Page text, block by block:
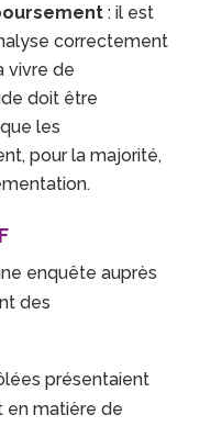
: il est
correctement
vivre de
doit être
les
pour la majorité,
enquête auprès
des
présentaient
en matière de